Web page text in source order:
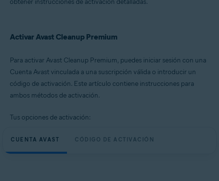
obtener instrucciones de activación detalladas.
Activar Avast Cleanup Premium
Para activar Avast Cleanup Premium, puedes iniciar sesión con una
Cuenta Avast vinculada a una suscripción válida o introducir un
código de activación. Este artículo contiene instrucciones para
ambos métodos de activación.
Tus opciones de activación:
CUENTA AVAST CÓDIGO DE ACTIVACIÓN